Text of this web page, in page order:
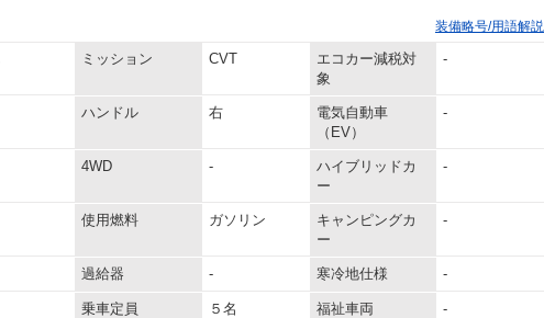
装備略号/用語解説
ミッション CVT
エコカー減税対
象
-
ハンドル 右
電気自動車
（EV）
-
4WD -
ハイブリッドカ
ー
-
使用燃料 ガソリン
キャンピングカ
ー
-
過給器 - 寒冷地仕様 -
乗車定員 ５名 福祉車両 -